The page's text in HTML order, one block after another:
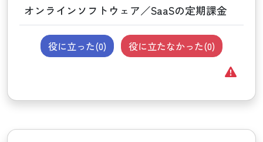
オンラインソフトウェア／SaaSの定期課金
役に立った(0) 役に立たなかった(0)